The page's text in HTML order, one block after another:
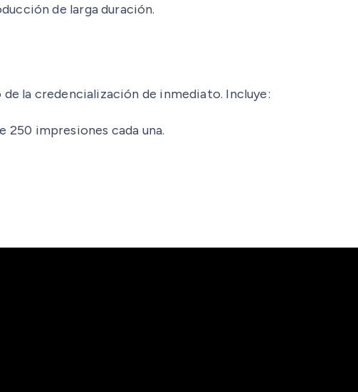
de larga duración.
la credencialización de inmediato. Incluye:
impresiones cada una.